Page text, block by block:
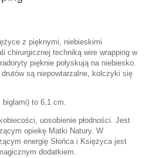
z pięknymi, niebieskimi
chirurgicznej techniką wire wrapping w
pięknie połyskują na niebiesko.
są niepowtarzalne, kolczyki się
biglami) to 6,1 cm.
uosobienie płodności. Jest
opiekę Matki Natury. W
energię Słońca i Księżyca jest
dodatkiem.